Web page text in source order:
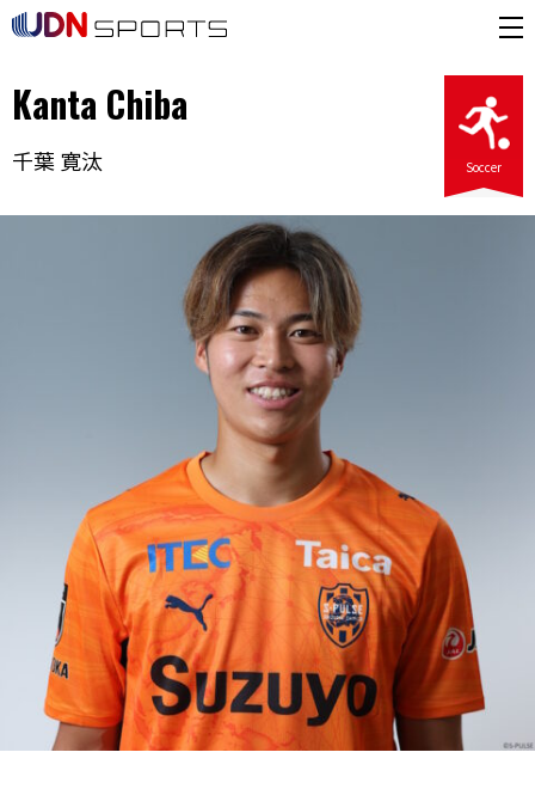
Soccer
Kanta Chiba
千葉 寛汰